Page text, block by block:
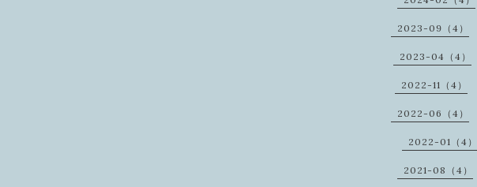
2023-09（4）
2023-04（4）
2022-11（4）
2022-06（4）
2022-01（4）
2021-08（4）